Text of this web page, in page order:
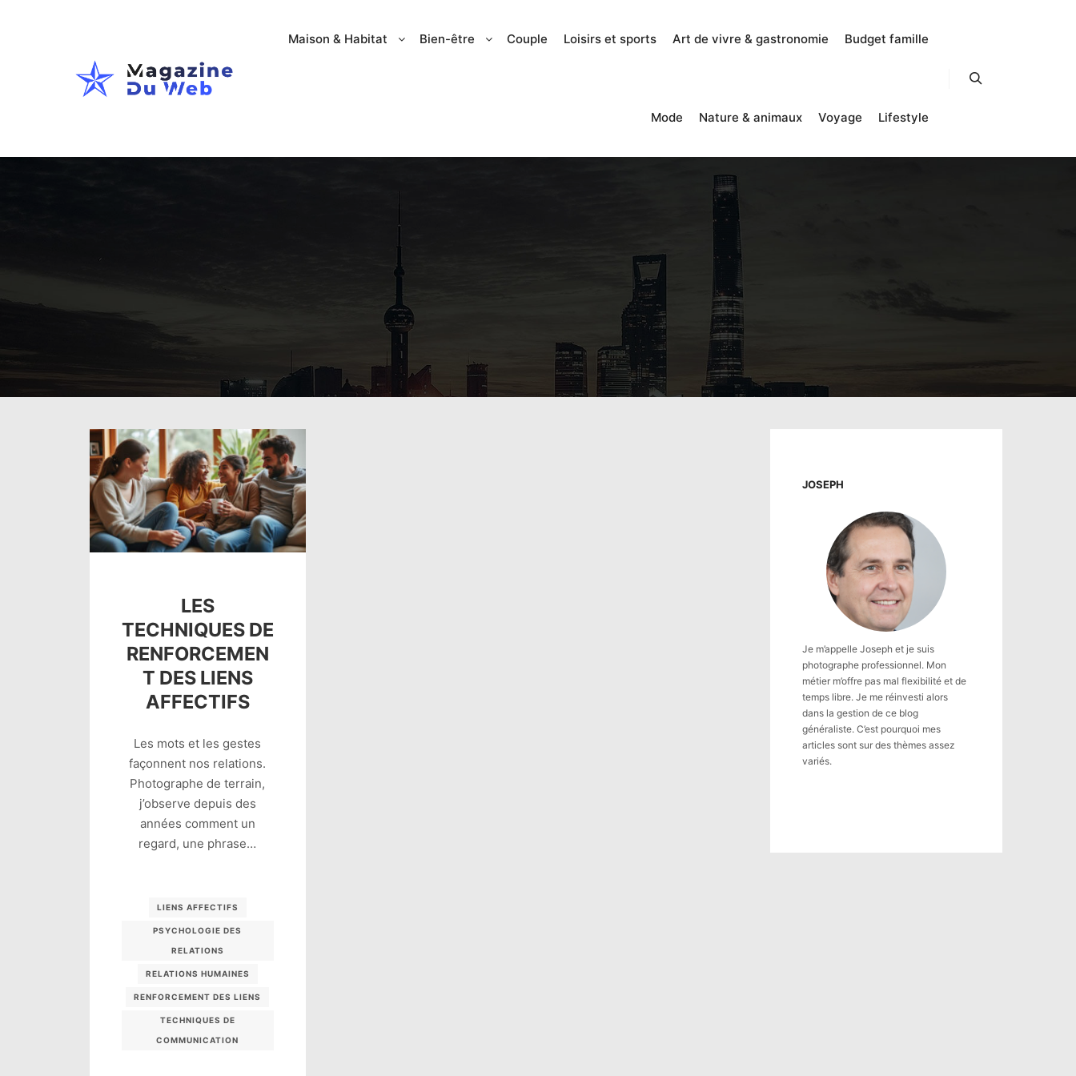
Maison & Habitat Bien-être Couple Loisirs et sports Art de vivre & gastronomie Budget famille
Mode Nature & animaux Voyage Lifestyle
LES
TECHNIQUES DE
RENFORCEMEN
T DES LIENS
AFFECTIFS
Les mots et les gestes
façonnent nos relations.
Photographe de terrain,
j’observe depuis des
années comment un
regard, une phrase…
LIENS AFFECTIFS
PSYCHOLOGIE DES
RELATIONS
RELATIONS HUMAINES
RENFORCEMENT DES LIENS
TECHNIQUES DE
COMMUNICATION
JOSEPH
Je m’appelle Joseph et je suis
photographe professionnel. Mon
métier m’offre pas mal flexibilité et de
temps libre. Je me réinvesti alors
dans la gestion de ce blog
généraliste. C’est pourquoi mes
articles sont sur des thèmes assez
variés.